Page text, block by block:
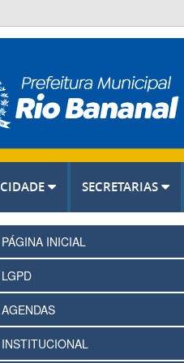
CIDADE SECRETARIAS
PÁGINA INICIAL
LGPD
AGENDAS
INSTITUCIONAL